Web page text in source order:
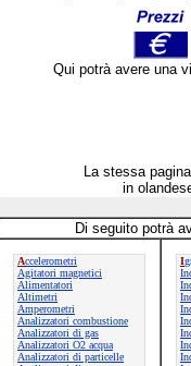
Qui potrà avere una
La stessa
in
Di seguito potrà
Accelerometri
Agitatori magnetici
Alimentatori
Altimetri
Amperometri
Analizzatori combustione
Analizzatori di gas
Analizzatori O2 acqua
Analizzatori di particelle
I